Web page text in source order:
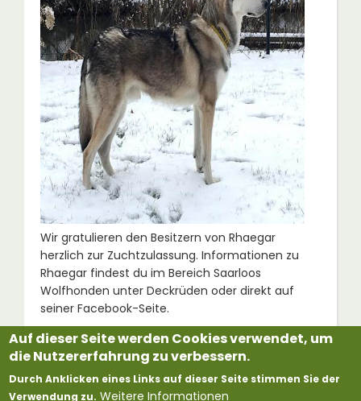
Wir gratulieren den Besitzern von Rhaegar
herzlich zur Zuchtzulassung. Informationen zu
Rhaegar findest du im Bereich Saarloos
Wolfhonden unter Deckrüden oder direkt auf
seiner Facebook-Seite.
Weitere Infos
Celeborn Rhaegar Indyo Rácaron
Link zu Facebook-Seite von Rhaegar
Auf dieser Seite werden Cookies verwendet, um
die Nutzererfahrung zu verbessern.
Durch Anklicken eines Links auf dieser Seite stimmen Sie der
Verwendung zu. Weitere Informationen